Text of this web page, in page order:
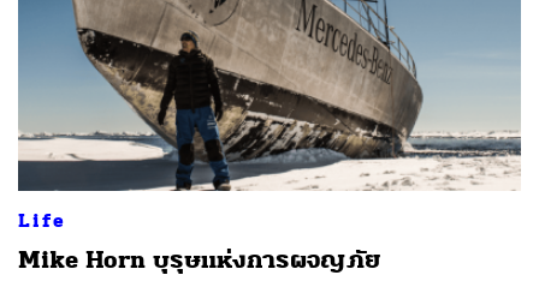
Life
Mike Horn บุรุษแห่งการผจญภัย